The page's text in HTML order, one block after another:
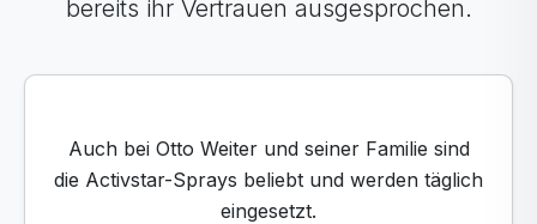
bereits ihr Vertrauen ausgesprochen.
Hallo zusammen, ich habe nach einer
Operation zehn Jahre lang eine Knieschiene
getragen, und ein Freund hat mir